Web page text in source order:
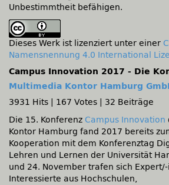
Unbestimmtheit befähigen.
Dieses Werk ist lizenziert unter einer
Namensnennung 4.0 International
Campus Innovation 2017 - Die
Multimedia Kontor Hamburg
3931 Hits
167 Votes
32 Beiträge
Die 15. Konferenz Campus Innovation
Kontor Hamburg fand 2017 bereits
Kooperation mit dem Konferenztag
Lehren und Lernen der Universität
und 24. November trafen sich
Interessierte aus Hochschulen,